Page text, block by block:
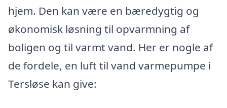
hjem. Den kan være en bæredygtig og
økonomisk løsning til opvarmning af
boligen og til varmt vand. Her er nogle af
de fordele, en luft til vand varmepumpe i
Tersløse kan give: